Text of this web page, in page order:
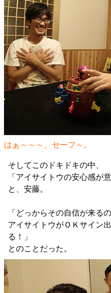
はぁ～～～、セーフ～。
そしてこのドキドキの中、
「アイサイトウの安心感が
と、安藤。
「どっからその自信が来る
アイサイトウがＯＫサイン
る！」
とのことだった。